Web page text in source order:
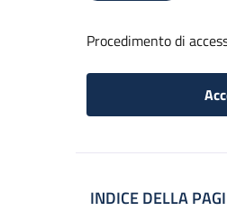
Procedimento di
INDICE DELLA